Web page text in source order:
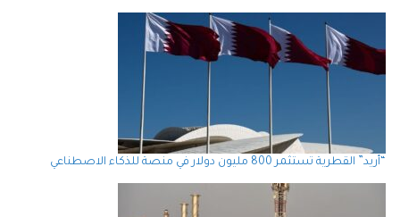
“أريد” القطرية تستثمر 800 مليون دولار في منصة للذكاء الاصطناعي